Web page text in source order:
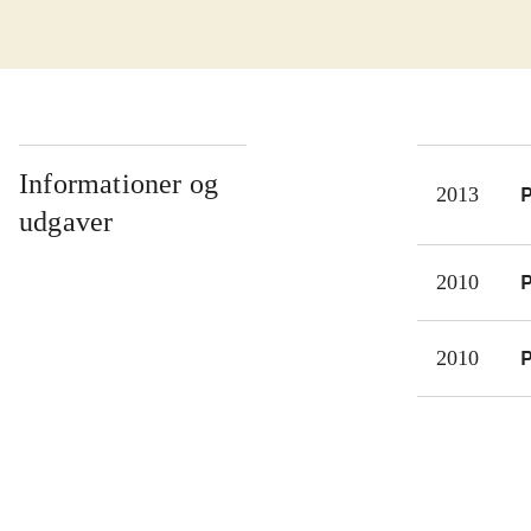
Informationer og
udgaver
2013
2010
2010